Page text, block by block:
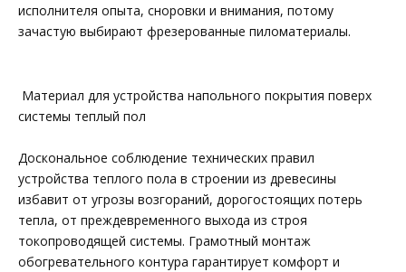
исполнителя опыта, сноровки и внимания, потому
зачастую выбирают фрезерованные пиломатериалы.
Материал для устройства напольного покрытия поверх
системы теплый пол
Доскональное соблюдение технических правил
устройства теплого пола в строении из древесины
избавит от угрозы возгораний, дорогостоящих потерь
тепла, от преждевременного выхода из строя
токопроводящей системы. Грамотный монтаж
обогревательного контура гарантирует комфорт и